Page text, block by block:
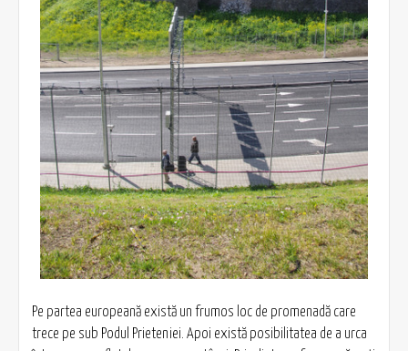
Pe partea europeană există un frumos loc de promenadă care
trece pe sub Podul Prieteniei. Apoi există posibilitatea de a urca